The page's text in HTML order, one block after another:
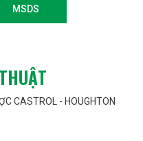
phẩm.
các dung môi như
Methyl Ethyl
và nước nóng và
MSDS
CASTROL - HOUGHTON